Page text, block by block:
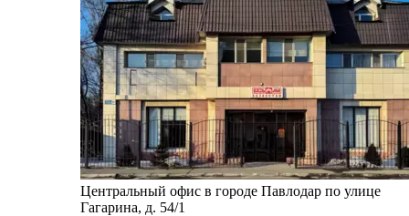
Центральный офис в городе Павлодар по улице
Гагарина, д. 54/1